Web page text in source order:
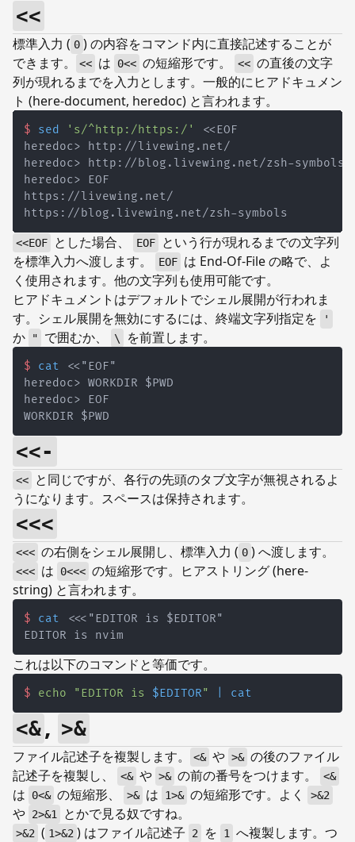
<<
標準入力 ( 0 ) の内容をコマンド内に直接記述することが
できます。
<< は 0<< の短縮形です。 << の直後の文字
列が現れるまでを入力とします。一般的にヒアドキュメン
ト (here-document, heredoc) と言われます。
$ sed 's/^http:/https:/'
<<EOF とした場合、 EOF
という行が現れるまでの文字列
を標準入力へ渡します。
EOF は End-Of-File の略で、よ
く使用されます。他の文字列も使用可能です。
ヒアドキュメントはデフォルトでシェル展開が行われま
す。シェル展開を無効にするには、終端文字列指定を
'
か " で囲むか、 \ を前置します。
$ cat
<<-
<<
と同じですが、各行の先頭のタブ文字が無視されるよ
うになります。スペースは保持されます。
<<<
<<< の右側をシェル展開し、標準入力 ( 0 ) へ渡します。
<<< は 0<<< の短縮形です。ヒアストリング (here-
string) と言われます。
$ cat
これは以下のコマンドと等価です。
$ echo "EDITOR is $EDITOR" cat
<& , >&
ファイル記述子を複製します。 <& や >& の後のファイル
記述子を複製し、
<& や >& の前の番号をつけます。 <&
は 0<& の短縮形、 >& は 1>& の短縮形です。よく >&2
や 2>&1 とかで見る奴ですね。
>&2 ( 1>&2 ) はファイル記述子 2 を 1
へ複製します。つ